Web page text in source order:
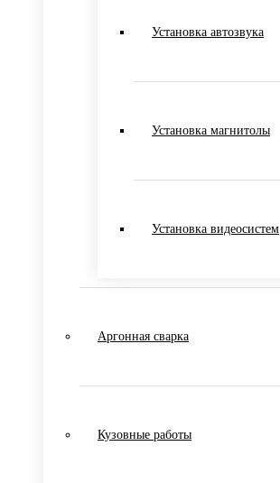
Установка автозвука
Установка магнитолы
Установка видеосистем
Аргонная сварка
Кузовные работы